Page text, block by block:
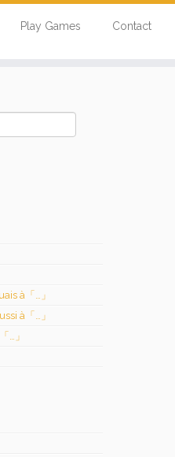
Play Games Contact
à「…」
à「…」
…」